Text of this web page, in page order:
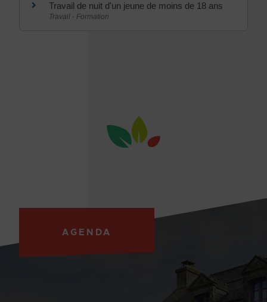
Travail de nuit d'un jeune de moins de 18 ans
Travail - Formation
AGENDA